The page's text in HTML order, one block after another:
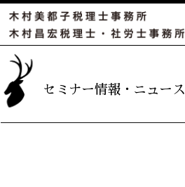
セミナー情報・ニュース